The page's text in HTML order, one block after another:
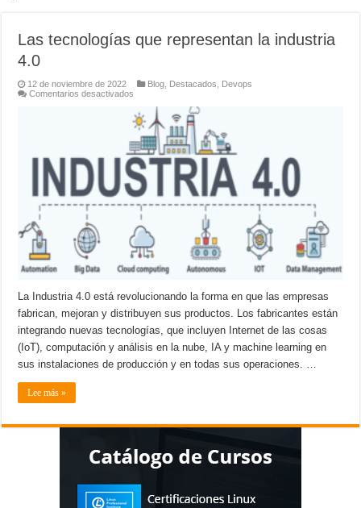
Las tecnologías que representan la industria
4.0
12 de noviembre de 2022 Blog Destacados
Devops
Comentarios desactivados
tecnologías
que
representan
la
industria
4.0
La Industria 4.0 está revolucionando la forma en que las empresas
fabrican, mejoran y distribuyen sus productos. Los fabricantes están
integrando nuevas tecnologías, que incluyen Internet de las cosas
(IoT), computación y análisis en la nube, IA y machine learning en
sus instalaciones de producción y en todas sus operaciones. …
Lee más »